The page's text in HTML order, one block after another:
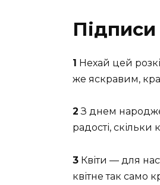
Підписи
1 Нехай цей
же яскравим,
2 З днем
радості, скільки
3 Квіти — для
квітне так само